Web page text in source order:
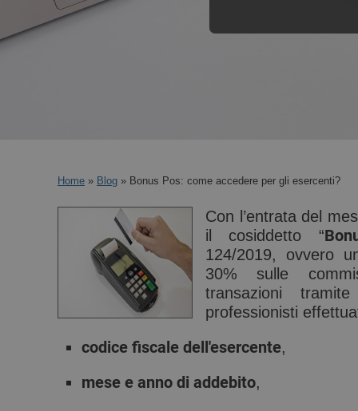
Home » Blog » Bonus Pos: come accedere per gli esercenti?
Con l’entrata del
il cosiddetto “
124/2019, ovvero
30% sulle
transazioni
professionisti
codice fiscale dell'esercente,
mese e anno di addebito,